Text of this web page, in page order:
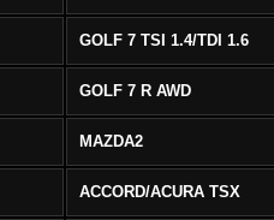
GOLF 7 TSI 1.4/TDI 1.6
GOLF 7 R AWD
MAZDA2
ACCORD/ACURA TSX